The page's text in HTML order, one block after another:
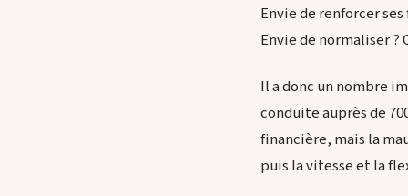
Envie de renforcer
Envie de normaliser
Il a donc un nombre
conduite auprès de
financière, mais la
puis la vitesse et la